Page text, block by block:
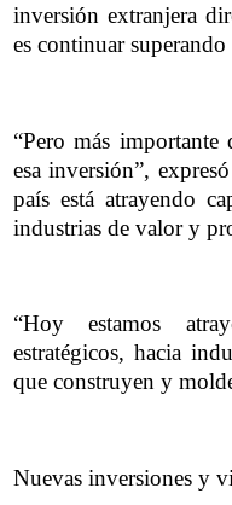
inversión extranjera
es continuar superando
“Pero más
esa inversión”,
país está atrayendo
industrias de valor y
“Hoy estamos
estratégicos, hacia
que construyen y
Nuevas inversiones y